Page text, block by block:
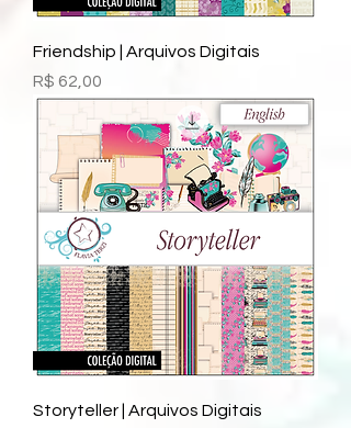
Friendship | Arquivos Digitais
Preço
R$ 62,00
Storyteller | Arquivos Digitais